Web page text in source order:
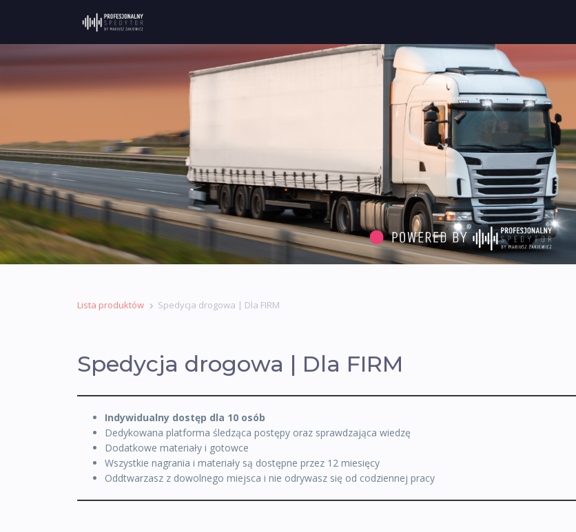
Lista produktów Spedycja drogowa | Dla FIRM
Spedycja drogowa | Dla FIRM
Indywidualny dostęp dla 10 osób
Dedykowana platforma śledząca postępy oraz sprawdzająca wiedzę
Dodatkowe materiały i gotowce
Wszystkie nagrania i materiały są dostępne przez 12 miesięcy
Oddtwarzasz z dowolnego miejsca i nie odrywasz się od codziennej pracy